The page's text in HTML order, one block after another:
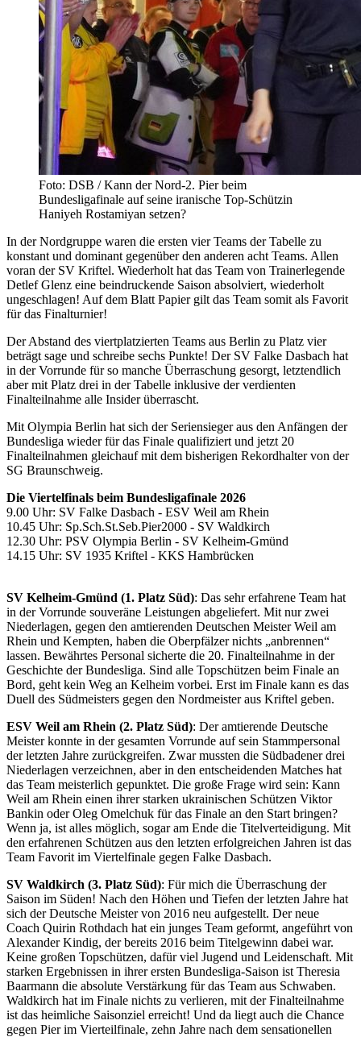
Foto: DSB / Kann der Nord-2. Pier beim
Bundesligafinale auf seine iranische Top-Schützin
Haniyeh Rostamiyan setzen?
In der Nordgruppe waren die ersten vier Teams der Tabelle zu
konstant und dominant gegenüber den anderen acht Teams. Allen
voran der SV Kriftel. Wiederholt hat das Team von Trainerlegende
Detlef Glenz eine beindruckende Saison absolviert, wiederholt
ungeschlagen! Auf dem Blatt Papier gilt das Team somit als Favorit
für das Finalturnier!
Der Abstand des viertplatzierten Teams aus Berlin zu Platz vier
beträgt sage und schreibe sechs Punkte! Der SV Falke Dasbach hat
in der Vorrunde für so manche Überraschung gesorgt, letztendlich
aber mit Platz drei in der Tabelle inklusive der verdienten
Finalteilnahme alle Insider überrascht.
Mit Olympia Berlin hat sich der Seriensieger aus den Anfängen der
Bundesliga wieder für das Finale qualifiziert und jetzt 20
Finalteilnahmen gleichauf mit dem bisherigen Rekordhalter von der
SG Braunschweig.
Die Viertelfinals beim Bundesligafinale 2026
9.00 Uhr: SV Falke Dasbach - ESV Weil am Rhein
10.45 Uhr: Sp.Sch.St.Seb.Pier2000 - SV Waldkirch
12.30 Uhr: PSV Olympia Berlin - SV Kelheim-Gmünd
14.15 Uhr: SV 1935 Kriftel - KKS Hambrücken
SV Kelheim-Gmünd (1. Platz Süd): Das sehr erfahrene Team hat
in der Vorrunde souveräne Leistungen abgeliefert. Mit nur zwei
Niederlagen, gegen den amtierenden Deutschen Meister Weil am
Rhein und Kempten, haben die Oberpfälzer nichts „anbrennen“
lassen. Bewährtes Personal sicherte die 20. Finalteilnahme in der
Geschichte der Bundesliga. Sind alle Topschützen beim Finale an
Bord, geht kein Weg an Kelheim vorbei. Erst im Finale kann es das
Duell des Südmeisters gegen den Nordmeister aus Kriftel geben.
ESV Weil am Rhein (2. Platz Süd): Der amtierende Deutsche
Meister konnte in der gesamten Vorrunde auf sein Stammpersonal
der letzten Jahre zurückgreifen. Zwar mussten die Südbadener drei
Niederlagen verzeichnen, aber in den entscheidenden Matches hat
das Team meisterlich gepunktet. Die große Frage wird sein: Kann
Weil am Rhein einen ihrer starken ukrainischen Schützen Viktor
Bankin oder Oleg Omelchuk für das Finale an den Start bringen?
Wenn ja, ist alles möglich, sogar am Ende die Titelverteidigung. Mit
den erfahrenen Schützen aus den letzten erfolgreichen Jahren ist das
Team Favorit im Viertelfinale gegen Falke Dasbach.
SV Waldkirch (3. Platz Süd): Für mich die Überraschung der
Saison im Süden! Nach den Höhen und Tiefen der letzten Jahre hat
sich der Deutsche Meister von 2016 neu aufgestellt. Der neue
Coach Quirin Rothdach hat ein junges Team geformt, angeführt von
Alexander Kindig, der bereits 2016 beim Titelgewinn dabei war.
Keine großen Topschützen, dafür viel Jugend und Leidenschaft. Mit
starken Ergebnissen in ihrer ersten Bundesliga-Saison ist Theresia
Baarmann die absolute Verstärkung für das Team aus Schwaben.
Waldkirch hat im Finale nichts zu verlieren, mit der Finalteilnahme
ist das heimliche Saisonziel erreicht! Und da liegt auch die Chance
gegen Pier im Vierteilfinale, zehn Jahre nach dem sensationellen